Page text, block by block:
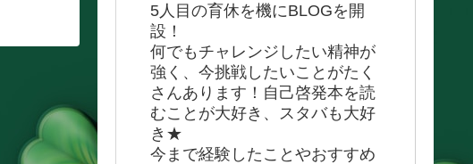
5人目の育休を機にBLOGを開
設！
何でもチャレンジしたい精神が
強く、今挑戦したいことがたく
さんあります！自己啓発本を読
むことが大好き、スタバも大好
き★
今まで経験したことやおすすめ